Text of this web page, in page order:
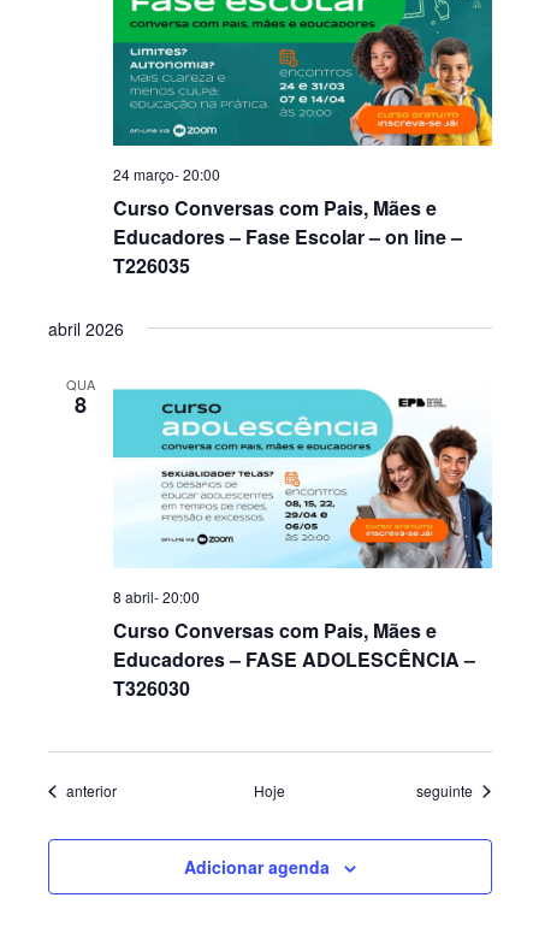
Curso Conversas com Pais, Mães e
Educadores – Fase Escolar – on line –
T226035
24 março- 20:00
abril 2026
QUA
8
Curso Conversas com Pais, Mães e
Educadores – FASE ADOLESCÊNCIA –
T326030
8 abril- 20:00
Eventos
anterior Hoje Eventos
seguinte
Adicionar agenda